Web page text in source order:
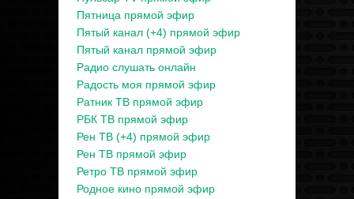
Пятница прямой эфир
Пятый канал (+4) прямой эфир
Пятый канал прямой эфир
Радио слушать онлайн
Радость моя прямой эфир
Ратник ТВ прямой эфир
РБК ТВ прямой эфир
Рен ТВ (+4) прямой эфир
Рен ТВ прямой эфир
Ретро ТВ прямой эфир
Родное кино прямой эфир